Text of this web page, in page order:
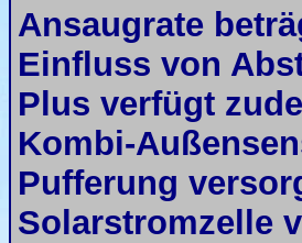
Ansaugrate
Einfluss von
Plus verfügt
Kombi-
Pufferung
Solarstromzelle